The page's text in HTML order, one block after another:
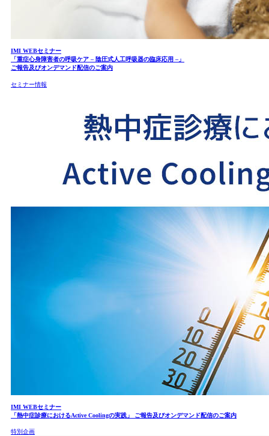
IMI WEBセミナー
「重症心身障害者の呼吸ケア – 陰圧式人工呼吸器の臨床応用 –」
ご報告及びオンデマンド配信のご案内
セミナー情報
IMI WEBセミナー
「熱中症診療におけるActive Coolingの実践」 ご報告及びオンデマンド配信のご案内
特別企画